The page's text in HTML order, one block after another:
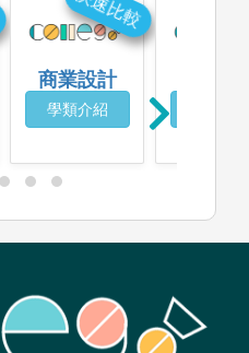
商業設計
學類介紹